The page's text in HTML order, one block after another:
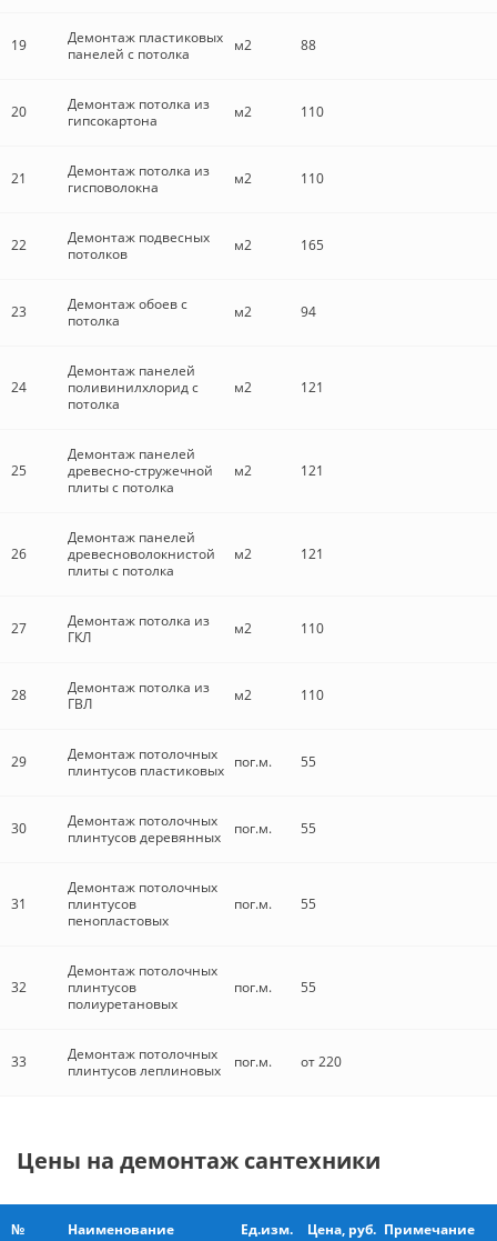
19
Демонтаж пластиковых
панелей с потолка
м2 88
20
Демонтаж потолка из
гипсокартона
м2 110
21
Демонтаж потолка из
гисповолокна
м2 110
22
Демонтаж подвесных
потолков
м2 165
23
Демонтаж обоев с
потолка
м2 94
24
Демонтаж панелей
поливинилхлорид с
потолка
м2 121
25
Демонтаж панелей
древесно-стружечной
плиты с потолка
м2 121
26
Демонтаж панелей
древесноволокнистой
плиты с потолка
м2 121
27
Демонтаж потолка из
ГКЛ
м2 110
28
Демонтаж потолка из
ГВЛ
м2 110
29
Демонтаж потолочных
плинтусов пластиковых пог.м. 55
30
Демонтаж потолочных
плинтусов деревянных
пог.м. 55
31
Демонтаж потолочных
плинтусов
пенопластовых
пог.м. 55
32
Демонтаж потолочных
плинтусов
полиуретановых
пог.м. 55
33
Демонтаж потолочных
плинтусов леплиновых
пог.м. от 220
Цены на демонтаж сантехники
№ Наименование Ед.изм. Цена, руб. Примечание